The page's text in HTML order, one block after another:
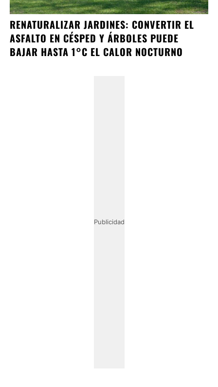
RENATURALIZAR JARDINES: CONVERTIR EL
ASFALTO EN CÉSPED Y ÁRBOLES PUEDE
BAJAR HASTA 1°C EL CALOR NOCTURNO
Publicidad